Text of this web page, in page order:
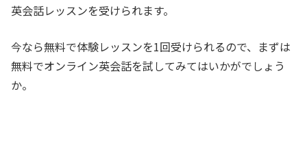
英会話レッスンを受けられます。
今なら無料で体験レッスンを1回受けられるので、まずは
無料でオンライン英会話を試してみてはいかがでしょう
か。